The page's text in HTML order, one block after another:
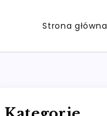
Strona główna